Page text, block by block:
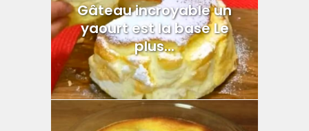
Gâteau incroyable un
yaourt est la base Le
plus...